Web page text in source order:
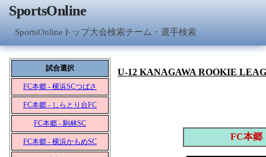
SportsOnline
SportsOnlineトップ大会検索チーム・選手検索
試合選択
FC本郷 - 横浜SCつばさ
FC本郷 - しらとり台FC
FC本郷 - 駒林SC
FC本郷 - 横浜かもめSC
U-12 KANAGAWA ROOKIE
FC本郷